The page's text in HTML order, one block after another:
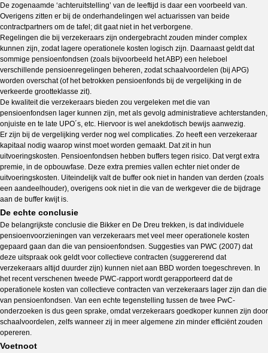
De zogenaamde ‘achteruitstelling’ van de leeftijd is daar een voorbeeld van.
Overigens zitten er bij de onderhandelingen wel actuarissen van beide
contractpartners om de tafel; dit gaat niet in het verborgene.
Regelingen die bij verzekeraars zijn ondergebracht zouden minder complex
kunnen zijn, zodat lagere operationele kosten logisch zijn. Daarnaast geldt dat
sommige pensioenfondsen (zoals bijvoorbeeld het ABP) een heleboel
verschillende pensioenregelingen beheren, zodat schaalvoordelen (bij APG)
worden overschat (of het betrokken pensioenfonds bij de vergelijking in de
verkeerde grootteklasse zit).
De kwaliteit die verzekeraars bieden zou vergeleken met die van
pensioenfondsen lager kunnen zijn, met als gevolg administratieve achterstanden,
onjuiste en te late UPO´s, etc. Hiervoor is wel anekdotisch bewijs aanwezig.
Er zijn bij de vergelijking verder nog wel complicaties. Zo heeft een verzekeraar
kapitaal nodig waarop winst moet worden gemaakt. Dat zit in hun
uitvoeringskosten. Pensioenfondsen hebben buffers tegen risico. Dat vergt extra
premie, in de opbouwfase. Deze extra premies vallen echter niet onder de
uitvoeringskosten. Uiteindelijk valt de buffer ook niet in handen van derden (zoals
een aandeelhouder), overigens ook niet in die van de werkgever die de bijdrage
aan de buffer kwijt is.
De echte conclusie
De belangrijkste conclusie die Bikker en De Dreu trekken, is dat individuele
pensioenvoorzieningen van verzekeraars met veel meer operationele kosten
gepaard gaan dan die van pensioenfondsen. Suggesties van PWC (2007) dat
deze uitspraak ook geldt voor collectieve contracten (suggererend dat
verzekeraars altijd duurder zijn) kunnen niet aan BBD worden toegeschreven. In
het recent verschenen tweede PWC-rapport wordt gerapporteerd dat de
operationele kosten van collectieve contracten van verzekeraars lager zijn dan die
van pensioenfondsen. Van een echte tegenstelling tussen de twee PwC-
onderzoeken is dus geen sprake, omdat verzekeraars goedkoper kunnen zijn door
schaalvoordelen, zelfs wanneer zij in meer algemene zin minder efficiënt zouden
opereren.
Voetnoot